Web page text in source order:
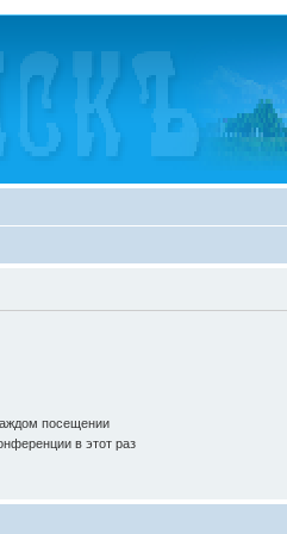
посещении
в этот раз